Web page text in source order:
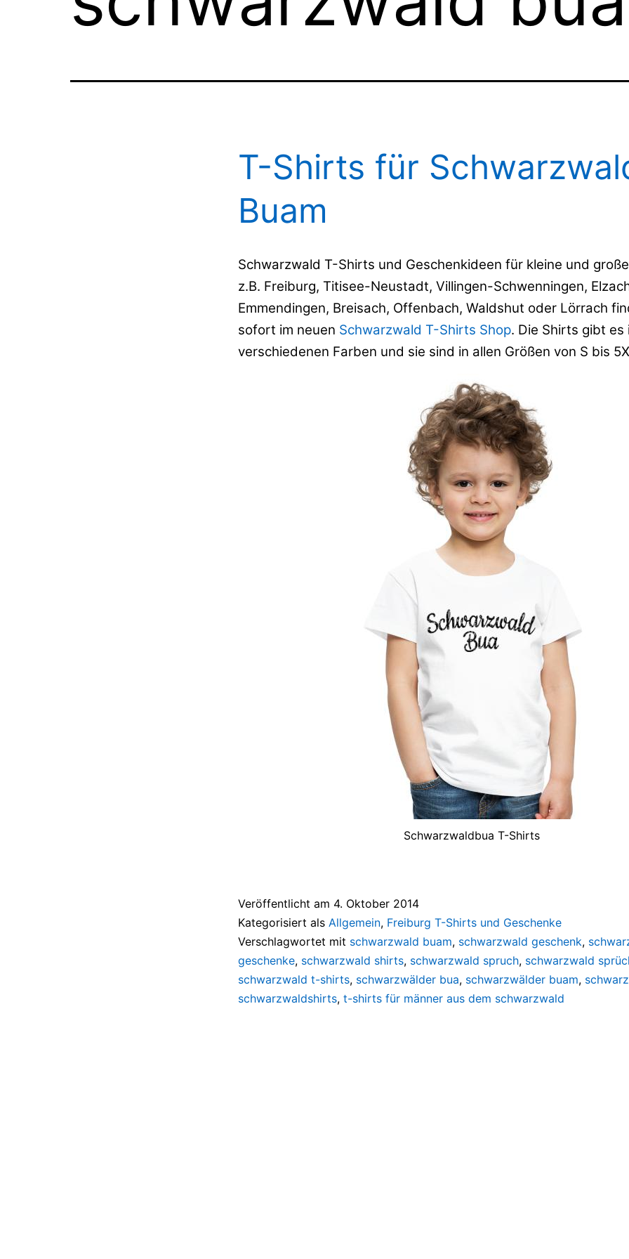
T-Shirts für
Buam
Schwarzwald T-Shirts und Geschenkideen für kleine und
z.B. Freiburg, Titisee-Neustadt, Villingen-Schwenningen,
Emmendingen, Breisach, Offenbach, Waldshut oder Lörrach
sofort im neuen Schwarzwald T-Shirts Shop. Die Shirts gibt es
verschiedenen Farben und sie sind in allen Größen von S bis
Schwarzwaldbua T-Shirts
Veröffentlicht am 4. Oktober 2014
Kategorisiert als Allgemein, Freiburg T-Shirts und Geschenke
Verschlagwortet mit schwarzwald buam, schwarzwald geschenk,
geschenke, schwarzwald shirts, schwarzwald spruch, schwarzwald
schwarzwald t-shirts, schwarzwälder bua, schwarzwälder buam,
schwarzwaldshirts, t-shirts für männer aus dem schwarzwald